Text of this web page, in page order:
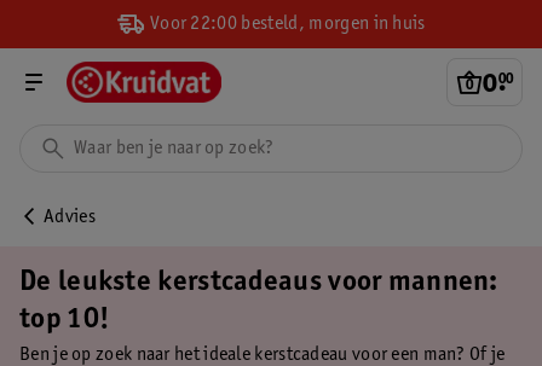
Voor 22:00 besteld, morgen in huis
0.
00
Advies
De leukste kerstcadeaus voor mannen:
top 10!
Ben je op zoek naar het ideale kerstcadeau voor een man? Of je